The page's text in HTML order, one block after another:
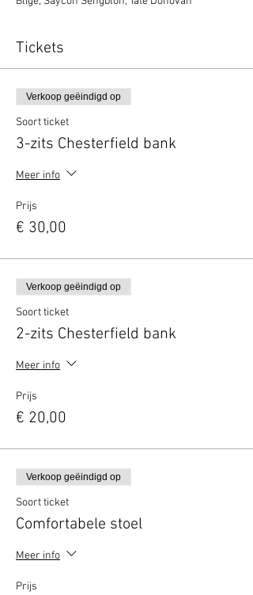
Tickets
Verkoop geëindigd op
Soort ticket
3-zits Chesterfield bank
Meer info
Prijs
€ 30,00
Verkoop geëindigd op
Soort ticket
2-zits Chesterfield bank
Meer info
Prijs
€ 20,00
Verkoop geëindigd op
Soort ticket
Comfortabele stoel
Meer info
Prijs